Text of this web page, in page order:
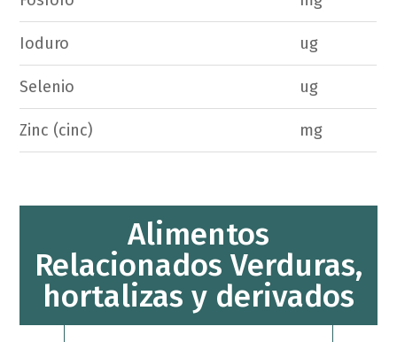
Ioduro ug
Selenio ug
Zinc (cinc) mg
Alimentos
Relacionados Verduras,
hortalizas y derivados